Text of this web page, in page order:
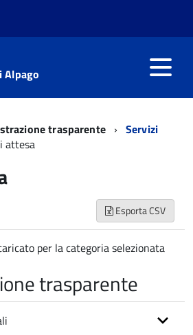
Alpago
trasparente
Servizi
attesa
Esporta CSV
per la categoria selezionata
trasparente